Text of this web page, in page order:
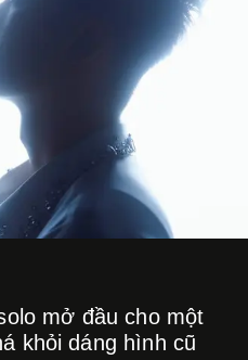
mở đầu cho một
khỏi dáng hình cũ